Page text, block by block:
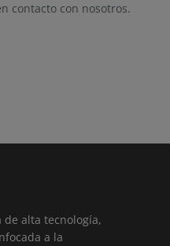
contacto con nosotros.
alta tecnología,
a la